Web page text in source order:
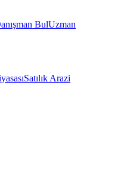
BulUzman
Satılık Arazi